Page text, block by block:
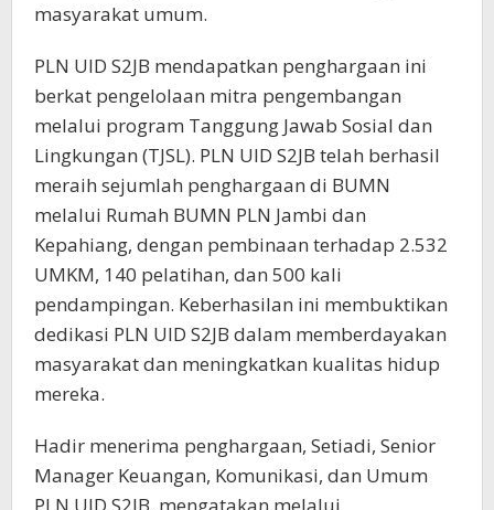
masyarakat umum.
PLN UID S2JB mendapatkan penghargaan ini
berkat pengelolaan mitra pengembangan
melalui program Tanggung Jawab Sosial dan
Lingkungan (TJSL). PLN UID S2JB telah berhasil
meraih sejumlah penghargaan di BUMN
melalui Rumah BUMN PLN Jambi dan
Kepahiang, dengan pembinaan terhadap 2.532
UMKM, 140 pelatihan, dan 500 kali
pendampingan. Keberhasilan ini membuktikan
dedikasi PLN UID S2JB dalam memberdayakan
masyarakat dan meningkatkan kualitas hidup
mereka.
Hadir menerima penghargaan, Setiadi, Senior
Manager Keuangan, Komunikasi, dan Umum